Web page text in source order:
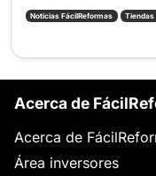
Noticias FácilReformas Tiendas
Acerca de
Acerca de
Área inversores